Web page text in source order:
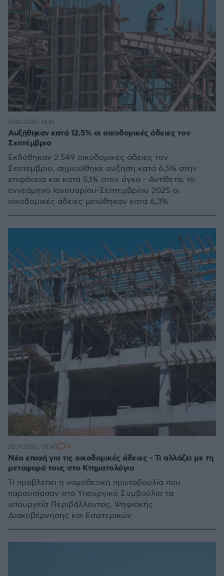
Αυξήθηκαν κατά 12,5% οι οικοδομικές άδειες τον
Σεπτέμβριο
Εκδόθηκαν 2.549 οικοδομικές άδειες τον
Σεπτέμβριο, σημειώθηκε αύξηση κατά 6,5% στην
επιφάνεια και κατά 5,1% στον όγκο - Αντίθετα, το
εννεάμηνο Ιανουαρίου-Σεπτεμβρίου 2025 οι
οικοδομικές άδειες μειώθηκαν κατά 6,3%
29.12.2025, 14:41
Νέα εποχή για τις οικοδομικές άδειες - Τι αλλάζει με τη
μεταφορά τους στο Κτηματολόγιο
Τι προβλέπει η νομοθετική πρωτοβουλία που
παρουσίασαν στο Υπουργικό Συμβούλιο τα
υπουργεία Περιβάλλοντος, Ψηφιακής
Διακυβέρνησης και Εσωτερικών
28.11.2025, 08:45 5